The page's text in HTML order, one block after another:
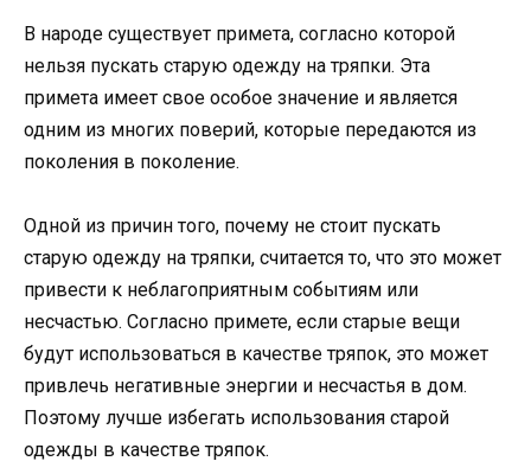
В народе существует примета, согласно которой
нельзя пускать старую одежду на тряпки. Эта
примета имеет свое особое значение и является
одним из многих поверий, которые передаются из
поколения в поколение.
Одной из причин того, почему не стоит пускать
старую одежду на тряпки, считается то, что это может
привести к неблагоприятным событиям или
несчастью. Согласно примете, если старые вещи
будут использоваться в качестве тряпок, это может
привлечь негативные энергии и несчастья в дом.
Поэтому лучше избегать использования старой
одежды в качестве тряпок.